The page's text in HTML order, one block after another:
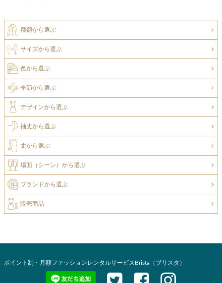
種類から選ぶ
サイズから選ぶ
色から選ぶ
季節から選ぶ
デザインから選ぶ
袖丈から選ぶ
丈から選ぶ
場面（シーン）から選ぶ
ブランドから選ぶ
販売商品
ポイント制・月額ファッションレンタルサービスBrista（ブリスタ）